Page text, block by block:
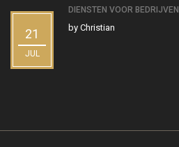
21
JUL
DIENSTEN VOOR BEDRIJVEN
by Christian